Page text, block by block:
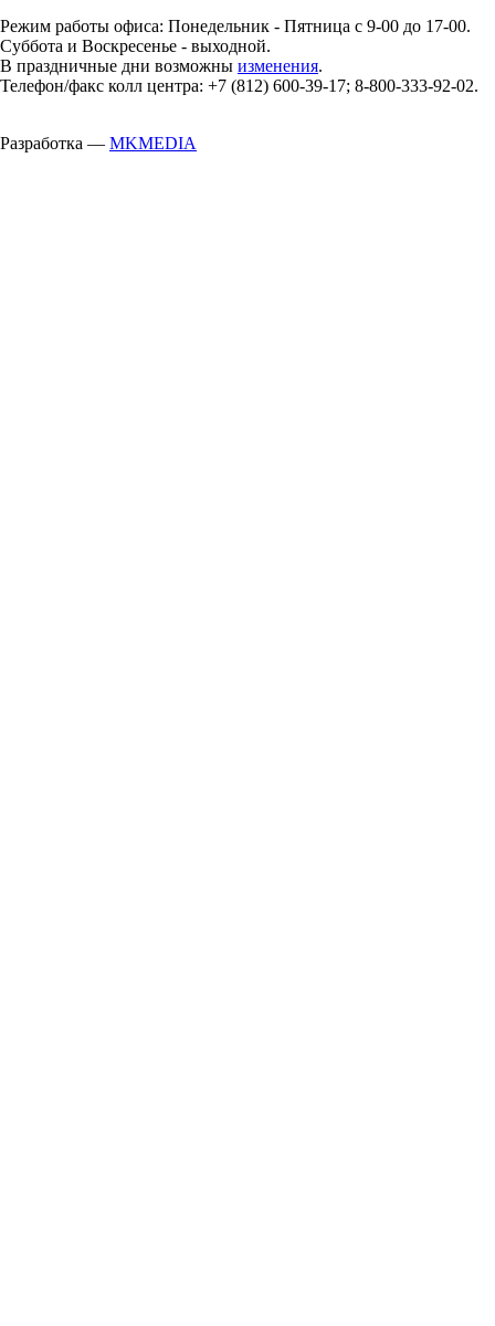
Режим работы офиса: Понедельник - Пятница с 9-00 до 17-00.
Суббота и Воскресенье - выходной.
В праздничные дни возможны изменения.
Телефон/факс колл центра: +7 (812) 600-39-17; 8-800-333-92-02.
Разработка — MKMEDIA